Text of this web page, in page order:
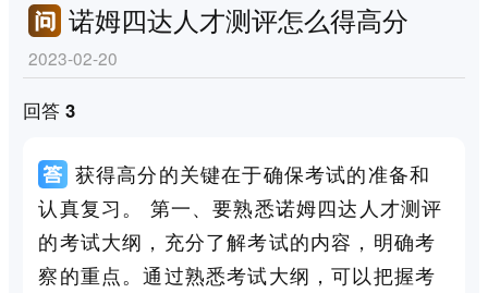
诺姆四达人才测评怎么得高分
2023-02-20
回答 3
获得高分的关键在于确保考试的准备和
认真复习。 第一、要熟悉诺姆四达人才测评
的考试大纲，充分了解考试的内容，明确考
察的重点。通过熟悉考试大纲，可以把握考